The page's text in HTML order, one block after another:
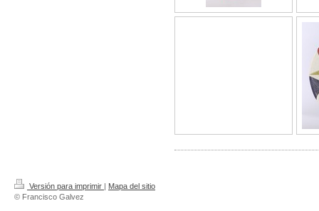
Versión para imprimir | Mapa del sitio
© Francisco Galvez